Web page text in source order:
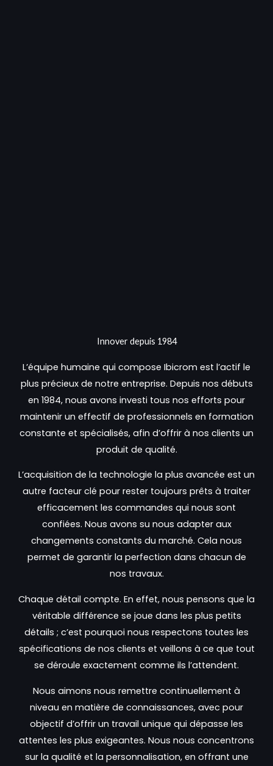
Innover depuis 1984
L’équipe humaine qui compose Ibicrom est l’actif le
plus précieux de notre entreprise. Depuis nos débuts
en 1984, nous avons investi tous nos efforts pour
maintenir un effectif de professionnels en formation
constante et spécialisés, afin d’offrir à nos clients un
produit de qualité.
L’acquisition de la technologie la plus avancée est un
autre facteur clé pour rester toujours prêts à traiter
efficacement les commandes qui nous sont
confiées. Nous avons su nous adapter aux
changements constants du marché. Cela nous
permet de garantir la perfection dans chacun de
nos travaux.
Chaque détail compte. En effet, nous pensons que la
véritable différence se joue dans les plus petits
détails ; c’est pourquoi nous respectons toutes les
spécifications de nos clients et veillons à ce que tout
se déroule exactement comme ils l’attendent.
Nous aimons nous remettre continuellement à
niveau en matière de connaissances, avec pour
objectif d’offrir un travail unique qui dépasse les
attentes les plus exigeantes. Nous nous concentrons
sur la qualité et la personnalisation, en offrant une